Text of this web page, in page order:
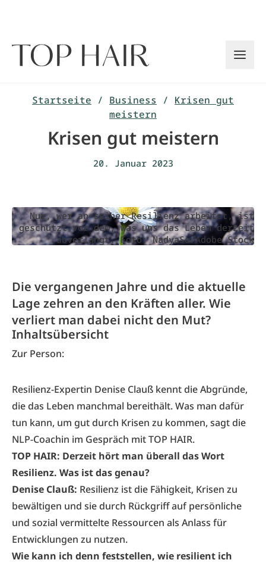
Startseite / Business / Krisen gut
meistern
Krisen gut meistern
20. Januar 2023
Nur, wer an seiner Resilienz arbeitet, ist
geschützt vor dem, was uns das Leben derzeit
abverlangt. Foto: NadyaSo/Adobe Stock
Die vergangenen Jahre und die aktuelle
Lage zehren an den Kräften aller. Wie
verliert man dabei nicht den Mut?
Inhaltsübersicht
Zur Person:
Resilienz-Expertin Denise Clauß kennt die Abgründe,
die das Leben manchmal bereithält. Was man dafür
tun kann, um gut durch Krisen zu kommen, sagt die
NLP-Coachin im Gespräch mit TOP HAIR.
TOP HAIR: Derzeit hört man überall das Wort
Resilienz. Was ist das genau?
Denise Clauß: Resilienz ist die Fähigkeit, Krisen zu
bewältigen und sie durch Rückgriff auf persönliche
und sozial vermittelte Ressourcen als Anlass für
Entwicklungen zu nutzen.
Wie kann ich denn feststellen, wie resilient ich